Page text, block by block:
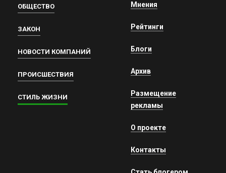
ОБЩЕСТВО
ЗАКОН
НОВОСТИ КОМПАНИЙ
ПРОИСШЕСТВИЯ
СТИЛЬ ЖИЗНИ
Мнения
Рейтинги
Блоги
Архив
Размещение
рекламы
О проекте
Контакты